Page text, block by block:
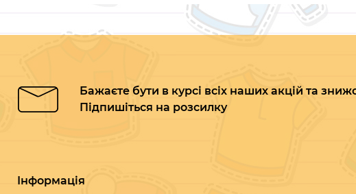
Бажаєте бути в курсі всіх наших акцій та
Підпишіться на розсилку
Інформація